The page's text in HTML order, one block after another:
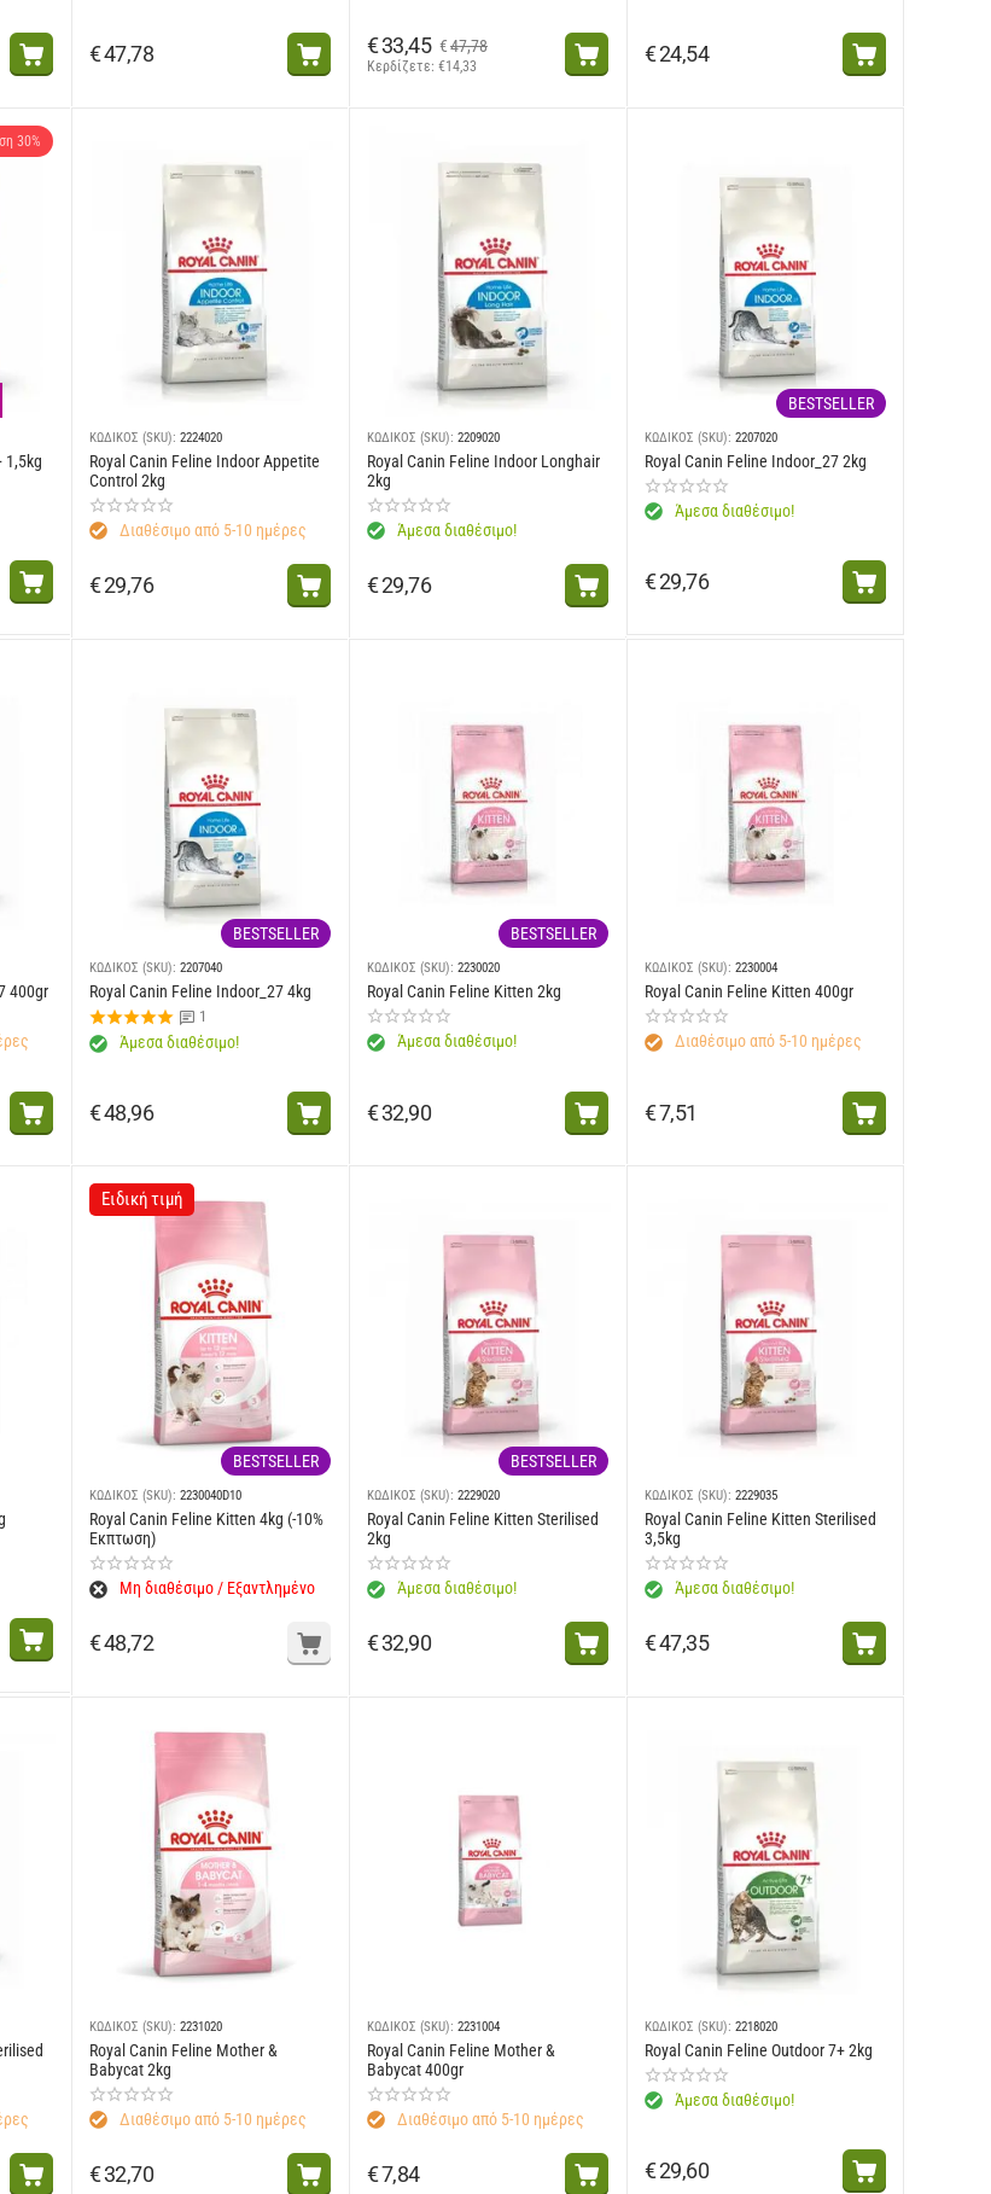
€47,78 € 47,78
€33,45
Κερδίζετε: €14,33 €24,54
30%
1,5kg
ΚΩΔΙΚΟΣ (SKU): 2224020
Royal Canin Feline Indoor Appetite
Control 2kg
Διαθέσιμο από 5-10 ημέρες
€29,76
ΚΩΔΙΚΟΣ (SKU): 2209020
Royal Canin Feline Indoor Longhair
2kg
Άμεσα διαθέσιμο!
€29,76
BESTSELLER
ΚΩΔΙΚΟΣ (SKU): 2207020
Royal Canin Feline Indoor_27 2kg
Άμεσα διαθέσιμο!
€29,76
400gr
BESTSELLER
ΚΩΔΙΚΟΣ (SKU): 2207040
Royal Canin Feline Indoor_27 4kg
1
Άμεσα διαθέσιμο!
€48,96
BESTSELLER
ΚΩΔΙΚΟΣ (SKU): 2230020
Royal Canin Feline Kitten 2kg
Άμεσα διαθέσιμο!
€32,90
ΚΩΔΙΚΟΣ (SKU): 2230004
Royal Canin Feline Kitten 400gr
Διαθέσιμο από 5-10 ημέρες
€7,51
Ειδική τιμή
BESTSELLER
ΚΩΔΙΚΟΣ (SKU): 2230040D10
Royal Canin Feline Kitten 4kg (-10%
Εκπτωση)
Μη διαθέσιμο / Εξαντλημένο
€48,72
BESTSELLER
ΚΩΔΙΚΟΣ (SKU): 2229020
Royal Canin Feline Kitten Sterilised
2kg
Άμεσα διαθέσιμο!
€32,90
ΚΩΔΙΚΟΣ (SKU): 2229035
Royal Canin Feline Kitten Sterilised
3,5kg
Άμεσα διαθέσιμο!
€47,35
ΚΩΔΙΚΟΣ (SKU): 2231020
Royal Canin Feline Mother &
Babycat 2kg
Διαθέσιμο από 5-10 ημέρες
€32,70
ΚΩΔΙΚΟΣ (SKU): 2231004
Royal Canin Feline Mother &
Babycat 400gr
Διαθέσιμο από 5-10 ημέρες
€7,84
ΚΩΔΙΚΟΣ (SKU): 2218020
Royal Canin Feline Outdoor 7+ 2kg
Άμεσα διαθέσιμο!
€29,60